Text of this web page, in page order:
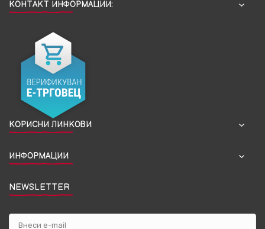
КОНТАКТ ИНФОРМАЦИИ:
КОРИСНИ ЛИНКОВИ
ИНФОРМАЦИИ
NEWSLETTER